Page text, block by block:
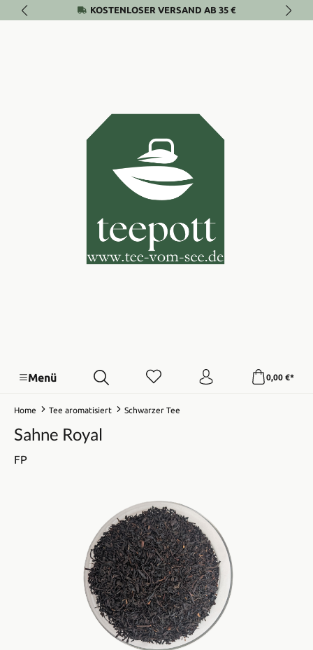
Zum Hauptinhalt springenKOSTENLOSER VERSAND AB 35 €
Menü 0,00 €*
Home Tee aromatisiert Schwarzer Tee
Sahne Royal
FP
Bildergalerie überspringen